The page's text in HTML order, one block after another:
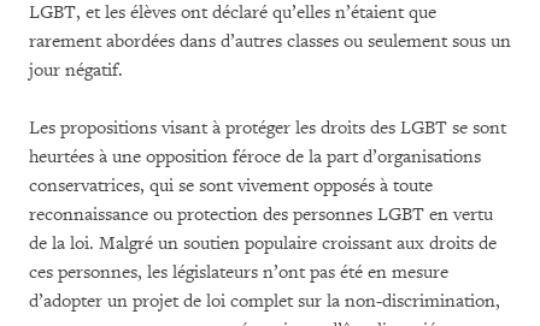
LGBT, et les élèves ont déclaré qu’elles n’étaient que
rarement abordées dans d’autres classes ou seulement sous un
jour négatif.
Les propositions visant à protéger les droits des LGBT se sont
heurtées à une opposition féroce de la part d’organisations
conservatrices, qui se sont vivement opposés à toute
reconnaissance ou protection des personnes LGBT en vertu
de la loi. Malgré un soutien populaire croissant aux droits de
ces personnes, les législateurs n’ont pas été en mesure
d’adopter un projet de loi complet sur la non-discrimination,